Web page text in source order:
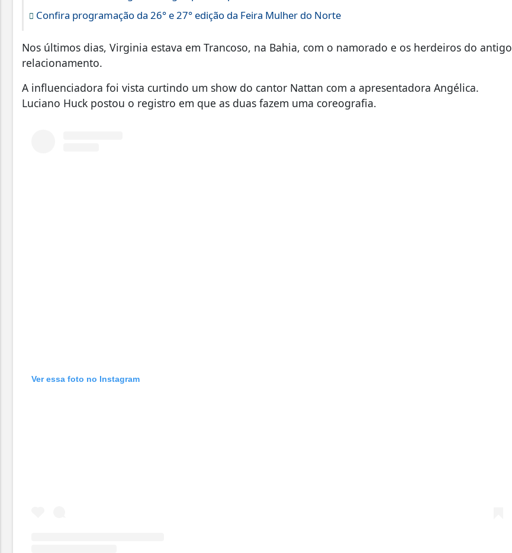
Confira programação da 26° e 27° edição da Feira Mulher do Norte
Nos últimos dias, Virginia estava em Trancoso, na Bahia, com o namorado e os herdeiros do antigo
relacionamento.
A influenciadora foi vista curtindo um show do cantor Nattan com a apresentadora Angélica.
Luciano Huck postou o registro em que as duas fazem uma coreografia.
Ver essa foto no Instagram